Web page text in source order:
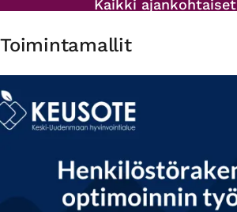
Kaikki ajankohtaiset
Toimintamallit